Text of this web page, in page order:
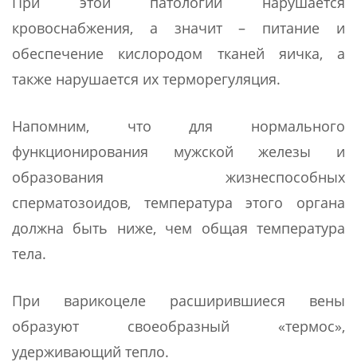
кровоснабжения, а значит – питание и
обеспечение кислородом тканей яичка, а
также нарушается их терморегуляция.
Напомним, что для нормального
функционирования мужской железы и
образования жизнеспособных
сперматозоидов, температура этого органа
должна быть ниже, чем общая температура
тела.
При варикоцеле расширившиеся вены
образуют своеобразный «термос»,
удерживающий тепло.